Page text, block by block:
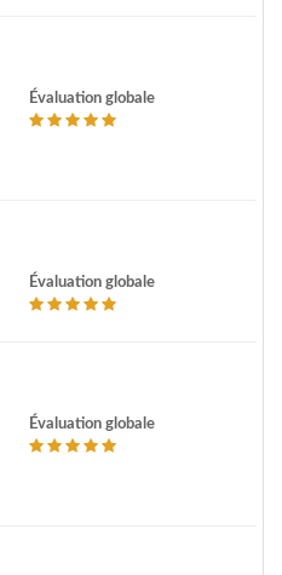
Évaluation globale
Évaluation globale
Évaluation globale